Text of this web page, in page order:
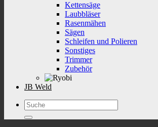
Kettensäge
Laubbläser
Rasenmähen
Sägen
Schleifen und Polieren
Sonstiges
Trimmer
Zubehör
JB Weld
Suchen
nach: